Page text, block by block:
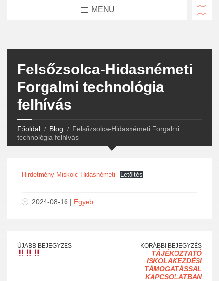
MENU
Felsőzsolca-Hidasnémeti
Forgalmi technológia
felhívás
Főoldal Blog
Felsőzsolca-Hidasnémeti Forgalmi
technológia felhívás
Hirdetmény Miskolc-Hidasnémeti Letöltés
2024-08-16 | Egyéb
ÚJABB BEJEGYZÉS KORÁBBI BEJEGYZÉS
TÁJÉKOZTATÓ
ISKOLAKEZDÉSI
TÁMOGATÁSSAL
KAPCSOLATBAN